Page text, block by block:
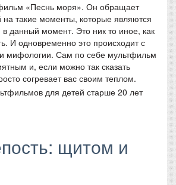
«Песнь моря». Он обращает
на такие моменты, которые являются
данный момент. Это ник то иное, как
И одновременно это происходит с
мифологии. Сам по себе мультфильм
и, если можно так сказать
согревает вас своим теплом.
щитом и